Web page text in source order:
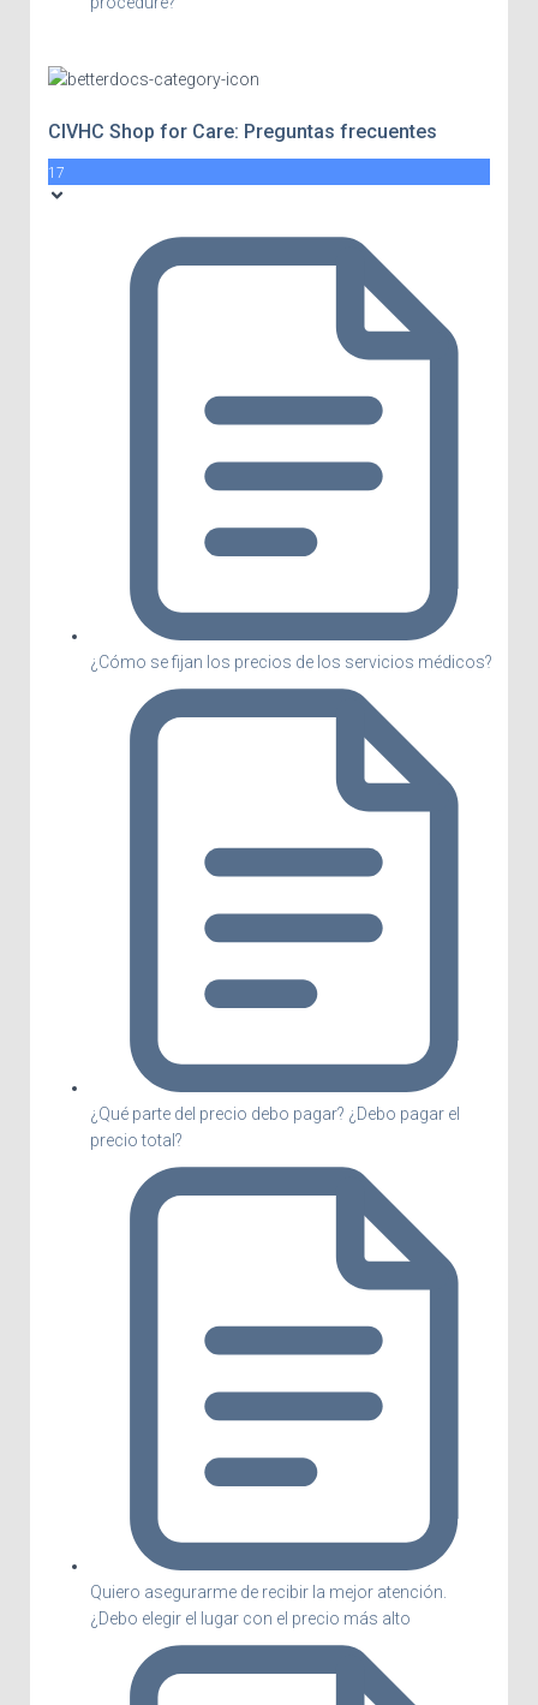
CIVHC Shop for Care: Preguntas frecuentes
17
¿Cómo se fijan los precios de los servicios médicos?
¿Qué parte del precio debo pagar? ¿Debo pagar el
precio total?
Quiero asegurarme de recibir la mejor atención.
¿Debo elegir el lugar con el precio más alto